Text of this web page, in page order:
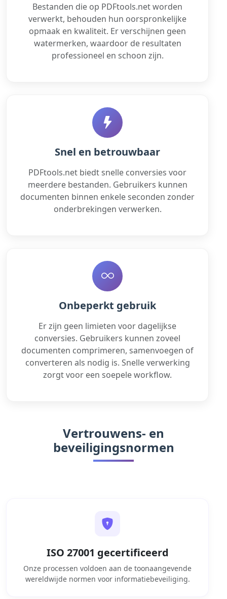
Bestanden die op PDFtools.net worden
verwerkt, behouden hun oorspronkelijke
opmaak en kwaliteit. Er verschijnen geen
watermerken, waardoor de resultaten
professioneel en schoon zijn.
Snel en betrouwbaar
PDFtools.net biedt snelle conversies voor
meerdere bestanden. Gebruikers kunnen
documenten binnen enkele seconden zonder
onderbrekingen verwerken.
Onbeperkt gebruik
Er zijn geen limieten voor dagelijkse
conversies. Gebruikers kunnen zoveel
documenten comprimeren, samenvoegen of
converteren als nodig is. Snelle verwerking
zorgt voor een soepele workflow.
Vertrouwens- en
beveiligingsnormen
ISO 27001 gecertificeerd
Onze processen voldoen aan de toonaangevende
wereldwijde normen voor informatiebeveiliging.